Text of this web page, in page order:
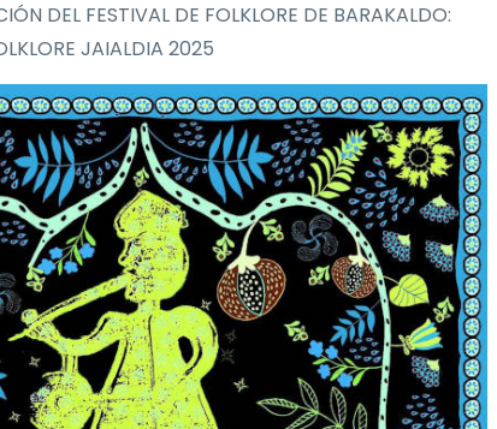
DEL FESTIVAL DE FOLKLORE DE BARAKALDO:
JAIALDIA 2025